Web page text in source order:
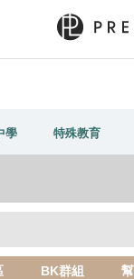
學 特殊教育
BK群組